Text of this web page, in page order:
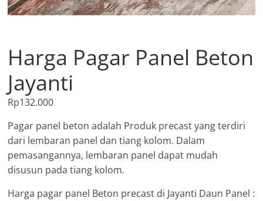
Harga Pagar Panel Beton
Jayanti
Rp132.000
Pagar panel beton adalah Produk precast yang terdiri
dari lembaran panel dan tiang kolom. Dalam
pemasangannya, lembaran panel dapat mudah
disusun pada tiang kolom.
Harga pagar panel Beton precast di Jayanti Daun Panel :